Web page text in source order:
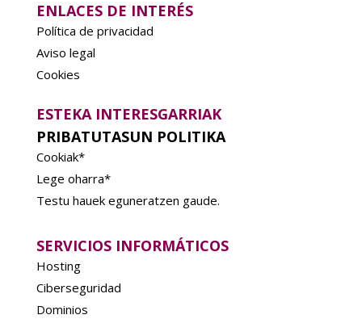
ENLACES DE INTERÉS
Política de privacidad
Aviso legal
Cookies
ESTEKA INTERESGARRIAK
PRIBATUTASUN POLITIKA
Cookiak*
Lege oharra*
Testu hauek eguneratzen gaude.
SERVICIOS INFORMÁTICOS
Hosting
Ciberseguridad
Dominios